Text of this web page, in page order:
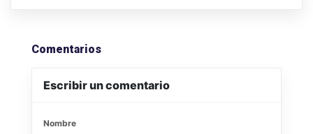
Comentarios
Escribir un comentario
Nombre